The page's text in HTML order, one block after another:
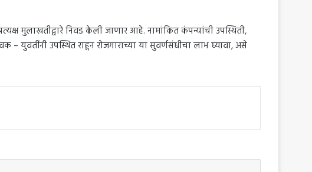
मुलाखतीद्वारे निवड केली जाणार आहे. नामांकित कंपन्यांची उपस्थिती,
युवतींनी उपस्थित राहून रोजगाराच्या या सुवर्णसंधीचा लाभ घ्यावा, असे